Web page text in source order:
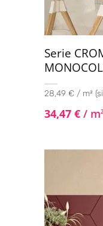
Serie
28,49 € / m²
34,47 € / m2